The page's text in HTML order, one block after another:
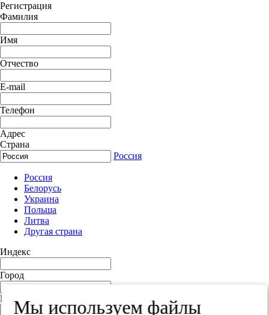
Регистрация
Фамилия
Имя
Отчество
E-mail
Телефон
Адрес
Страна
Россия
Россия
Белорусь
Украина
Польша
Литва
Другая страна
Индекс
Город
КрайМы используем файлы